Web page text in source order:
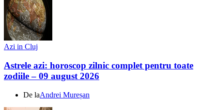
Azi in Cluj
Astrele azi: horoscop zilnic complet pentru toate
zodiile – 09 august 2026
De laAndrei Mureșan